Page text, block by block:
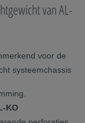
van AL-
voor de
systeemchassis
KO